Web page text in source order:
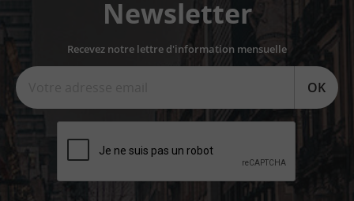
Newsletter
Recevez notre lettre d'information mensuelle
OK